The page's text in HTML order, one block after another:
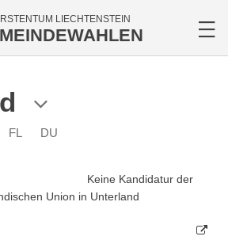
LIECHTENSTEIN
FL DU
Keine Kandidatur der
Union in Unterland